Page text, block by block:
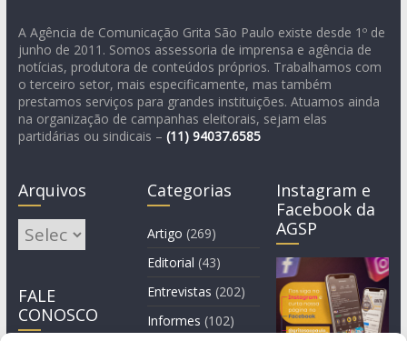
A Agência de Comunicação Grita São Paulo existe desde 1º de
junho de 2011. Somos assessoria de imprensa e agência de
notícias, produtora de conteúdos próprios. Trabalhamos com
o terceiro setor, mais especificamente, mas também
prestamos serviços para grandes instituições. Atuamos ainda
na organização de campanhas eleitorais, sejam elas
partidárias ou sindicais – (11) 94037.6585
Arquivos
Arquivos
FALE
CONOSCO
Categorias
Artigo (269)
Editorial (43)
Entrevistas (202)
Informes (102)
Instagram e
Facebook da
AGSP